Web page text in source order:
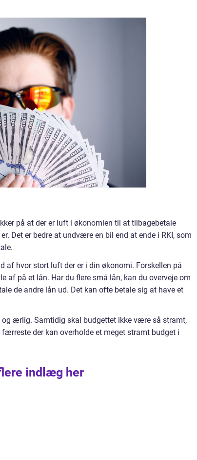
på at der er luft i økonomien til at tilbagebetale
Det er bedre at undvære en bil end at ende i RKI, som
af hvor stort luft der er i din økonomi. Forskellen på
af på et lån. Har du flere små lån, kan du overveje om
de andre lån ud. Det kan ofte betale sig at have et
ærlig. Samtidig skal budgettet ikke være så stramt,
der kan overholde et meget stramt budget i
indlæg her